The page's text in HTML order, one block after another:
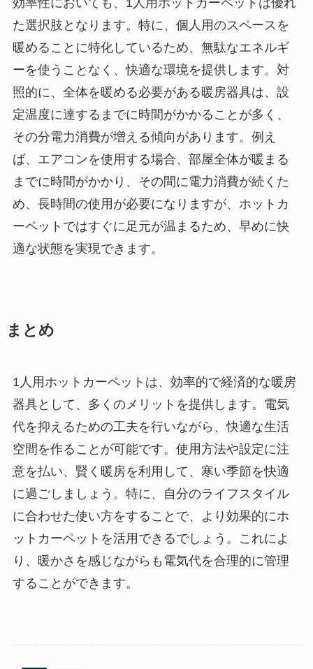
効率性においても、1人用ホットカーペットは優れ
た選択肢となります。特に、個人用のスペースを
暖めることに特化しているため、無駄なエネルギ
ーを使うことなく、快適な環境を提供します。対
照的に、全体を暖める必要がある暖房器具は、設
定温度に達するまでに時間がかかることが多く、
その分電力消費が増える傾向があります。例え
ば、エアコンを使用する場合、部屋全体が暖まる
までに時間がかかり、その間に電力消費が続くた
め、長時間の使用が必要になりますが、ホットカ
ーペットではすぐに足元が温まるため、早めに快
適な状態を実現できます。
まとめ
1人用ホットカーペットは、効率的で経済的な暖房
器具として、多くのメリットを提供します。電気
代を抑えるための工夫を行いながら、快適な生活
空間を作ることが可能です。使用方法や設定に注
意を払い、賢く暖房を利用して、寒い季節を快適
に過ごしましょう。特に、自分のライフスタイル
に合わせた使い方をすることで、より効果的にホ
ットカーペットを活用できるでしょう。これによ
り、暖かさを感じながらも電気代を合理的に管理
することができます。